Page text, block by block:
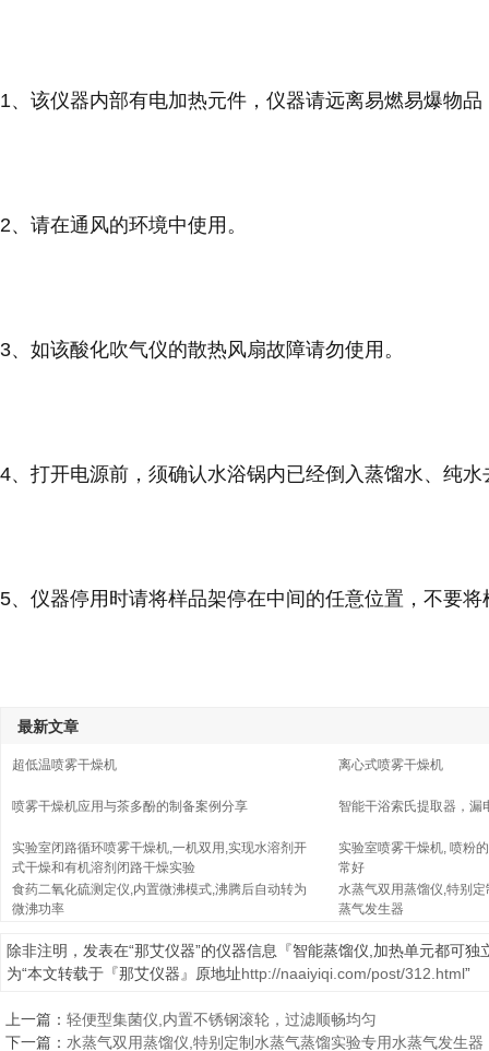
1、该仪器内部有电加热元件，仪器请远离易燃易爆物品
2、请在通风的环境中使用。
3、如该酸化吹气仪的散热风扇故障请勿使用。
4、打开电源前，须确认水浴锅内已经倒入蒸馏水、纯
5、仪器停用时请将样品架停在中间的任意位置，不要
最新文章
超低温喷雾干燥机 离心式喷雾干燥机
喷雾干燥机应用与茶多酚的制备案例分享 智能干浴索氏提取器，漏
实验室闭路循环喷雾干燥机,一机双用,实现水溶剂开
式干燥和有机溶剂闭路干燥实验
实验室喷雾干燥机, 喷粉
常好
食药二氧化硫测定仪,内置微沸模式,沸腾后自动转为
微沸功率
水蒸气双用蒸馏仪,特别
蒸气发生器
除非注明，发表在“那艾仪器”的仪器信息『智能蒸馏仪,加热单元都可
为“本文转载于『那艾仪器』原地址http://naaiyiqi.com/post/312.html”
上一篇： 轻便型集菌仪,内置不锈钢滚轮，过滤顺畅均匀
下一篇： 水蒸气双用蒸馏仪,特别定制水蒸气蒸馏实验专用水蒸气发生器